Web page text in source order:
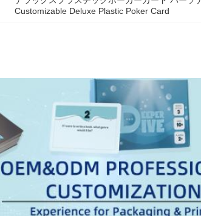
Customizable Deluxe Plastic Poker Card